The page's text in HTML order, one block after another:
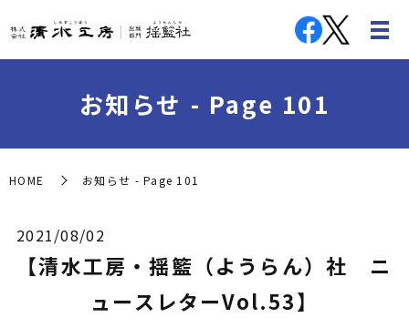
お知らせ - Page 101
HOME お知らせ - Page 101
2021/08/02
【清水工房・揺籃（ようらん）社 ニ
ュースレターVol.53】